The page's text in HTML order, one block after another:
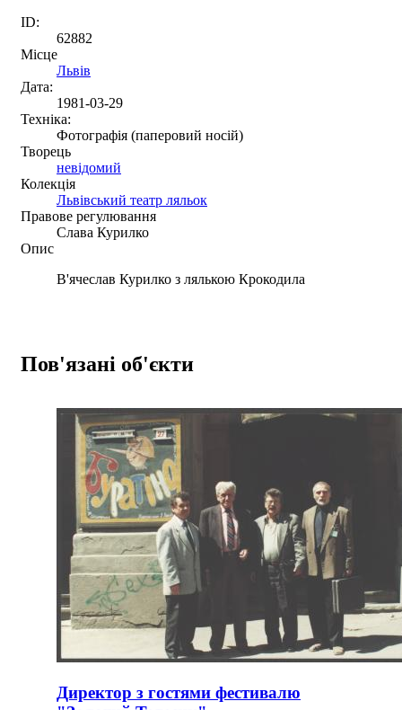
ID:
62882
Місце
Львів
Дата:
1981-03-29
Техніка:
Фотографія (паперовий носій)
Творець
невідомий
Колекція
Львівський театр ляльок
Правове регулювання
Слава Курилко
Опис
В'ячеслав Курилко з лялькою Крокодила
Пов'язані об'єкти
Директор з гостями фестивалю